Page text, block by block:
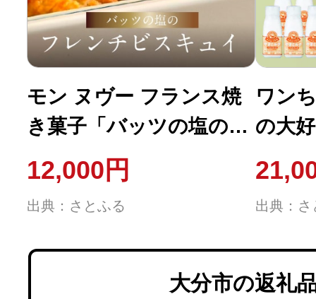
モン ヌヴー フランス焼
き菓子「バッツの塩のフ
レンチビスキュイ」16枚
入りクッキー缶_J01027
12,000円
出典：さとふる
ワン
の大
出典：さ
大分市の返礼